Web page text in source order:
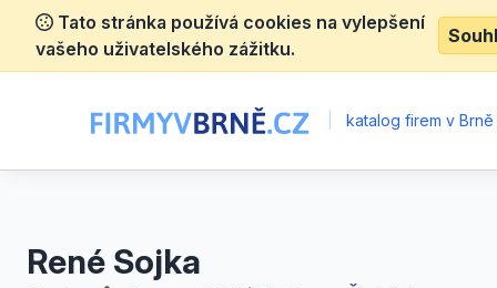
Tato stránka používá cookies na vylepšení
vašeho uživatelského zážitku.
katalog firem v Brně
René Sojka